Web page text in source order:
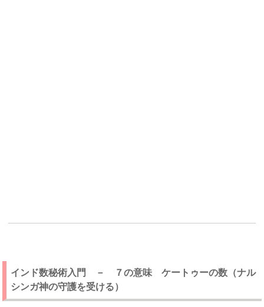
インド数秘術入門 － ７の意味 ケートゥーの数（ナル
シンガ神の守護を受ける）